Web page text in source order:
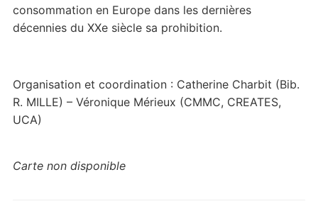
consommation en Europe dans les dernières
décennies du XXe siècle sa prohibition.
Organisation et coordination : Catherine Charbit (Bib.
R. MILLE) – Véronique Mérieux (CMMC, CREATES,
UCA)
Carte non disponible